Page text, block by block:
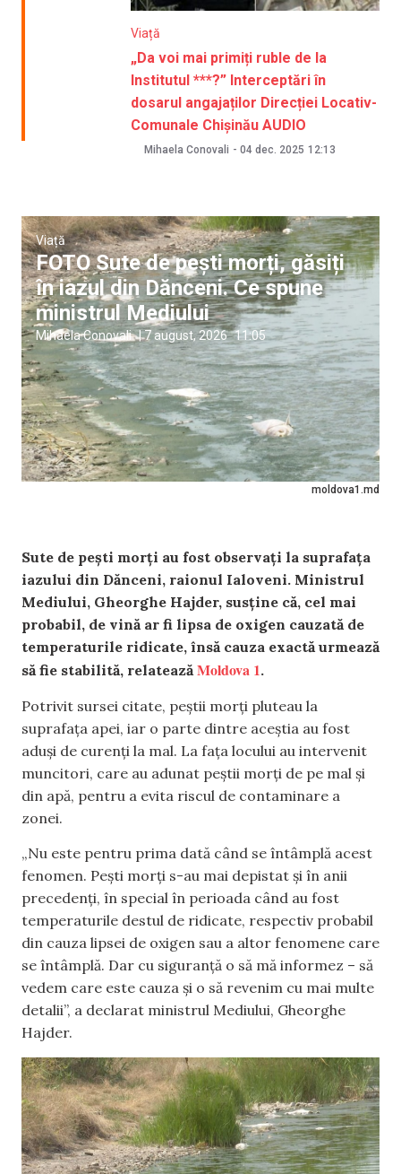
Viață
„Da voi mai primiți ruble de la
Institutul ***?” Interceptări în
dosarul angajaților Direcției Locativ-
Comunale Chișinău AUDIO
Mihaela Conovali - 04 dec. 2025 12:13
moldova1.md
Viață
FOTO Sute de pești morți, găsiți
în iazul din Dănceni. Ce spune
ministrul Mediului
Mihaela Conovali |7 august, 2026 11:05
Sute de pești morți au fost observați la suprafața
iazului din Dănceni, raionul Ialoveni. Ministrul
Mediului, Gheorghe Hajder, susține că, cel mai
probabil, de vină ar fi lipsa de oxigen cauzată de
temperaturile ridicate, însă cauza exactă urmează
să fie stabilită, relateazăMoldova 1.
Potrivit sursei citate, peștii morți pluteau la
suprafața apei, iar o parte dintre aceștia au fost
aduși de curenți la mal. La fața locului au intervenit
muncitori, care au adunat peștii morți de pe mal și
din apă, pentru a evita riscul de contaminare a
zonei.
„Nu este pentru prima dată când se întâmplă acest
fenomen. Pești morți s-au mai depistat și în anii
precedenți, în special în perioada când au fost
temperaturile destul de ridicate, respectiv probabil
din cauza lipsei de oxigen sau a altor fenomene care
se întâmplă. Dar cu siguranță o să mă informez – să
vedem care este cauza și o să revenim cu mai multe
detalii”, a declarat ministrul Mediului, Gheorghe
Hajder.